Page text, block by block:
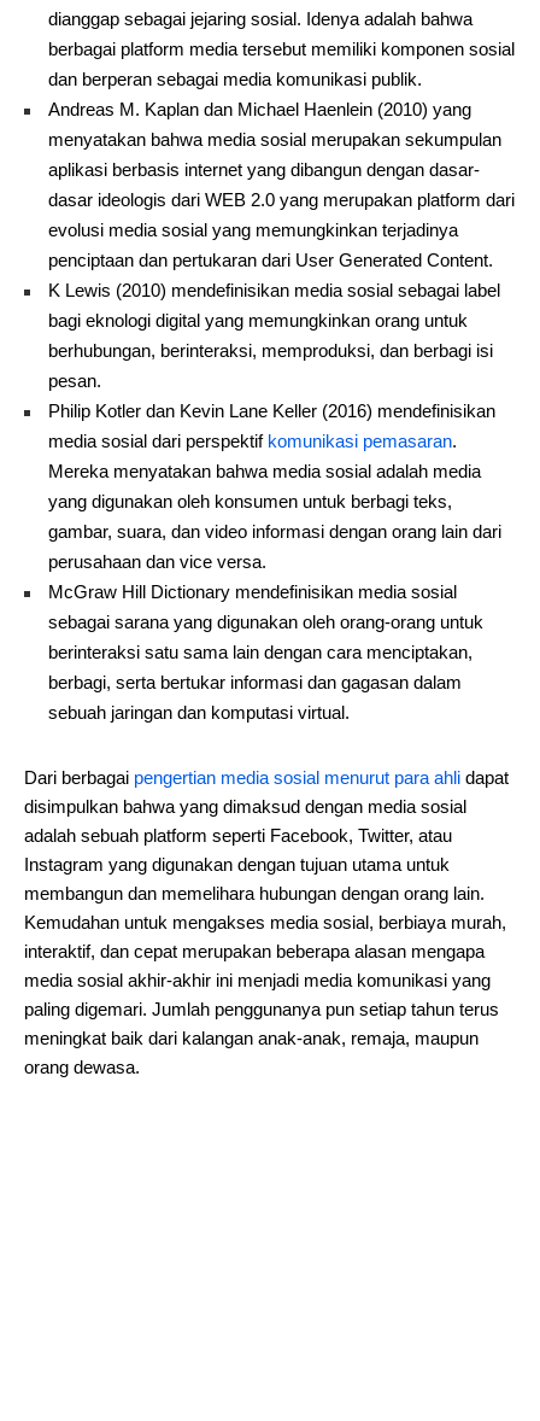
dianggap sebagai jejaring sosial. Idenya adalah bahwa
berbagai platform media tersebut memiliki komponen sosial
dan berperan sebagai media komunikasi publik.
Andreas M. Kaplan dan Michael Haenlein (2010) yang
menyatakan bahwa media sosial merupakan sekumpulan
aplikasi berbasis internet yang dibangun dengan dasar-
dasar ideologis dari WEB 2.0 yang merupakan platform dari
evolusi media sosial yang memungkinkan terjadinya
penciptaan dan pertukaran dari User Generated Content.
K Lewis (2010) mendefinisikan media sosial sebagai label
bagi eknologi digital yang memungkinkan orang untuk
berhubungan, berinteraksi, memproduksi, dan berbagi isi
pesan.
Philip Kotler dan Kevin Lane Keller (2016) mendefinisikan
media sosial dari perspektif komunikasi pemasaran.
Mereka menyatakan bahwa media sosial adalah media
yang digunakan oleh konsumen untuk berbagi teks,
gambar, suara, dan video informasi dengan orang lain dari
perusahaan dan vice versa.
McGraw Hill Dictionary mendefinisikan media sosial
sebagai sarana yang digunakan oleh orang-orang untuk
berinteraksi satu sama lain dengan cara menciptakan,
berbagi, serta bertukar informasi dan gagasan dalam
sebuah jaringan dan komputasi virtual.
Dari berbagai pengertian media sosial menurut para ahli dapat
disimpulkan bahwa yang dimaksud dengan media sosial
adalah sebuah platform seperti Facebook, Twitter, atau
Instagram yang digunakan dengan tujuan utama untuk
membangun dan memelihara hubungan dengan orang lain.
Kemudahan untuk mengakses media sosial, berbiaya murah,
interaktif, dan cepat merupakan beberapa alasan mengapa
media sosial akhir-akhir ini menjadi media komunikasi yang
paling digemari. Jumlah penggunanya pun setiap tahun terus
meningkat baik dari kalangan anak-anak, remaja, maupun
orang dewasa.